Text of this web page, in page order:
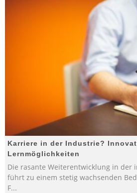
Karriere in der Industrie?
Lernmöglichkeiten
Die rasante Weiterentwicklung in der
führt zu einem stetig wachsenden
F...